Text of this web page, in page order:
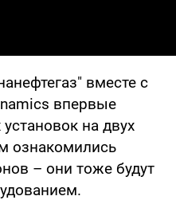
вместе с
впервые
на двух
ознакомились
– они тоже будут